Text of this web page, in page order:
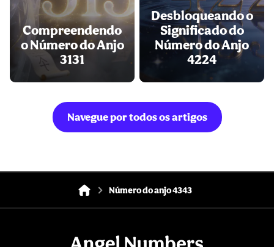
Compreendendo
o Número do Anjo
3131
Desbloqueando o
Significado do
Número do Anjo
4224
Navegue por todos os artigos
Número do anjo 4343